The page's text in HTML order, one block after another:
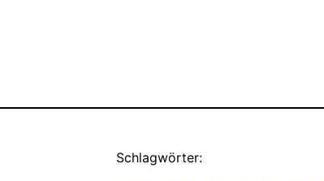
Schlagwörter: